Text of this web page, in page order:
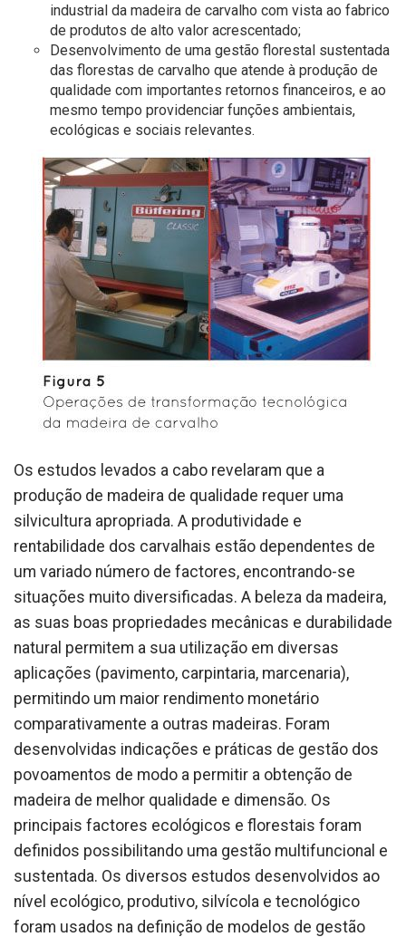
industrial da madeira de carvalho com vista ao fabrico
de produtos de alto valor acrescentado;
Desenvolvimento de uma gestão florestal sustentada
das florestas de carvalho que atende à produção de
qualidade com importantes retornos financeiros, e ao
mesmo tempo providenciar funções ambientais,
ecológicas e sociais relevantes.
Os estudos levados a cabo revelaram que a
produção de madeira de qualidade requer uma
silvicultura apropriada. A produtividade e
rentabilidade dos carvalhais estão dependentes de
um variado número de factores, encontrando-se
situações muito diversificadas. A beleza da madeira,
as suas boas propriedades mecânicas e durabilidade
natural permitem a sua utilização em diversas
aplicações (pavimento, carpintaria, marcenaria),
permitindo um maior rendimento monetário
comparativamente a outras madeiras. Foram
desenvolvidas indicações e práticas de gestão dos
povoamentos de modo a permitir a obtenção de
madeira de melhor qualidade e dimensão. Os
principais factores ecológicos e florestais foram
definidos possibilitando uma gestão multifuncional e
sustentada. Os diversos estudos desenvolvidos ao
nível ecológico, produtivo, silvícola e tecnológico
foram usados na definição de modelos de gestão